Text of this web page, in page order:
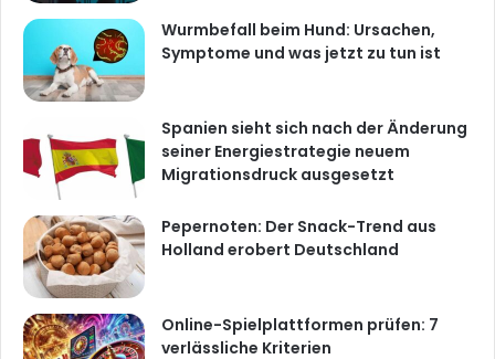
Wurmbefall beim Hund: Ursachen,
Symptome und was jetzt zu tun ist
Spanien sieht sich nach der Änderung
seiner Energiestrategie neuem
Migrationsdruck ausgesetzt
Pepernoten: Der Snack-Trend aus
Holland erobert Deutschland
Online-Spielplattformen prüfen: 7
verlässliche Kriterien